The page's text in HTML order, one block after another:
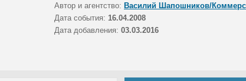
Автор и агентство: Василий Шапошников/
Дата события: 16.04.2008
Дата добавления: 03.03.2016